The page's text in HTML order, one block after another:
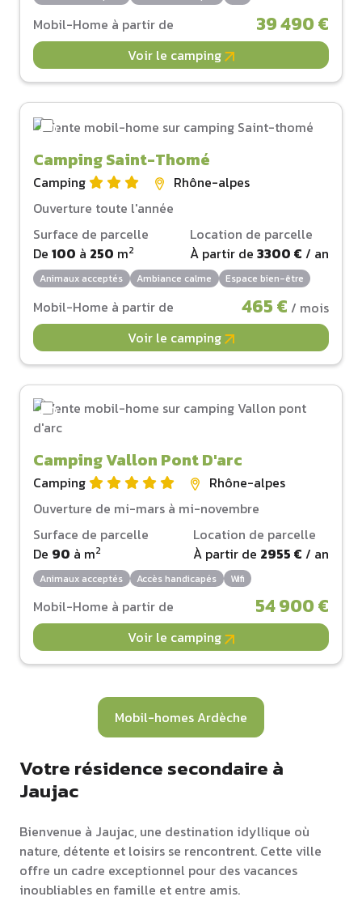
Mobil-Home à partir de 39 490 €
Voir le camping
Camping Saint-Thomé
Camping
Rhône-alpes
Ouverture toute l'année
Surface de parcelle
De 100 à 250 m2
Location de parcelle
À partir de 3300 € / an
Animaux acceptés Ambiance calme Espace bien-être
Mobil-Home à partir de 465 € / mois
Voir le camping
Camping Vallon Pont D'arc
Camping
Rhône-alpes
Ouverture de mi-mars à mi-novembre
Surface de parcelle
De 90 à m2
Location de parcelle
À partir de 2955 € / an
Animaux acceptés Accès handicapés Wifi
Mobil-Home à partir de 54 900 €
Voir le camping
Mobil-homes Ardèche
Votre résidence secondaire à
Jaujac
Bienvenue à Jaujac, une destination idyllique où
nature, détente et loisirs se rencontrent. Cette ville
offre un cadre exceptionnel pour des vacances
inoubliables en famille et entre amis.